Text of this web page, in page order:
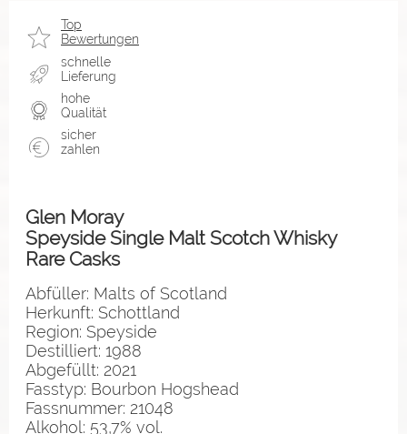
Top
Bewertungen
schnelle
Lieferung
hohe
Qualität
sicher
zahlen
Glen Moray
Speyside Single Malt Scotch Whisky
Rare Casks
Abfüller: Malts of Scotland
Herkunft: Schottland
Region: Speyside
Destilliert: 1988
Abgefüllt: 2021
Fasstyp: Bourbon Hogshead
Fassnummer: 21048
Alkohol: 53,7% vol.